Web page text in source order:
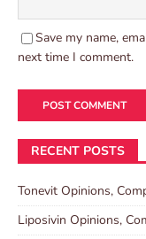
Save my name,
next time I comment.
RECENT POSTS
Tonevit Opinions,
Liposivin Opinions,